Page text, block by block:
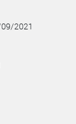
2021